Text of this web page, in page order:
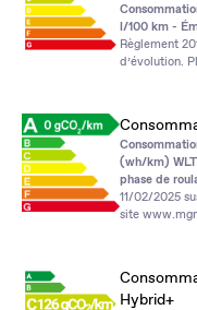
l/100 km -
Règlement
d’évolution.
(wh/km)
phase de
11/02/2025
site
Hybrid+